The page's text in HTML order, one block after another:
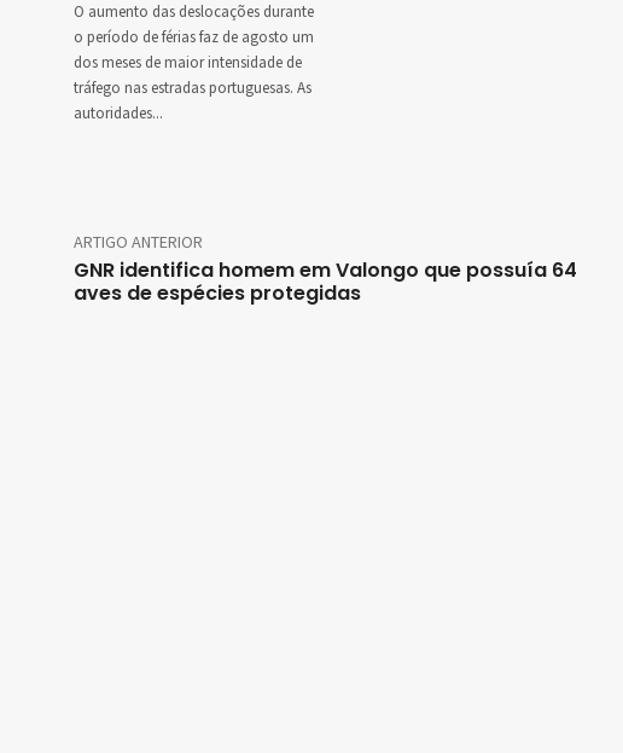
O aumento das deslocações durante
o período de férias faz de agosto um
dos meses de maior intensidade de
tráfego nas estradas portuguesas. As
autoridades...
ARTIGO ANTERIOR
GNR identifica homem em Valongo que possuía 64
aves de espécies protegidas